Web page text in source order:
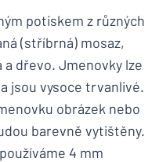
potiskem z různých
(stříbrná) mosaz,
dřevo. Jmenovky lze
jsou vysoce trvanlivé.
obrázek nebo
barevně vytištěny.
4 mm